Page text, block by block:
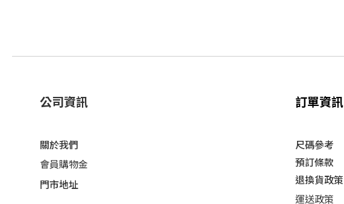
公司資訊 訂單資訊
關於我們
會員購物金
門市地址
尺碼參考
預訂條款
退換貨政策​
運送政策​